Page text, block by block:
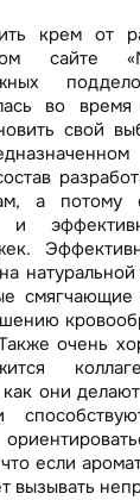
крем от
сайте
во
свой
а потому
смягчающие
очень
они
если
вызывать